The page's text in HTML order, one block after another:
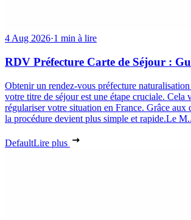
4 Aug 2026·1 min à lire
RDV Préfecture Carte de Séjour :
Obtenir un rendez-vous préfecture
votre titre de séjour est une étape cruciale. Cela
régulariser votre situation en France. Grâce aux
la procédure devient plus simple et rapide.Le
DefaultLire plus